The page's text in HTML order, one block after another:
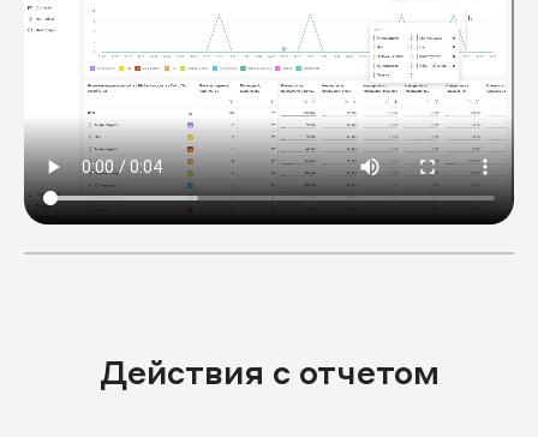
Действия с отчетом